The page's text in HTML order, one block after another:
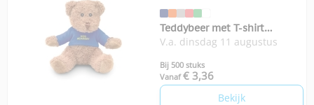
Teddybeer met T-shirt
Johnny-T
V.a. dinsdag 11 augustus
Bij 500 stuks
Vanaf € 3,36
Bekijk